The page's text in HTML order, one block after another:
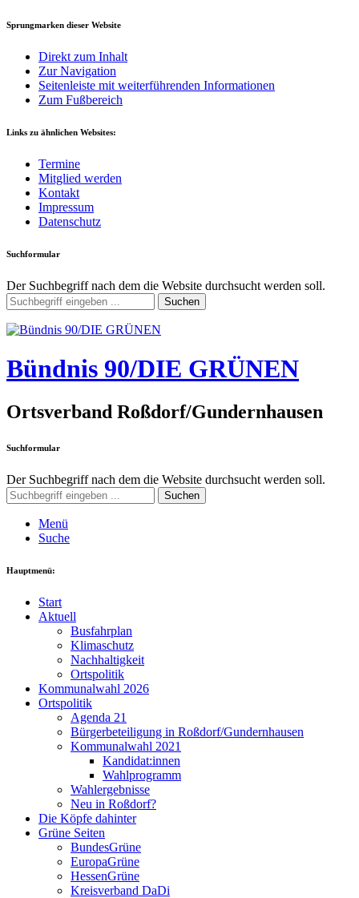
Sprungmarken dieser Website
Direkt zum Inhalt
Zur Navigation
Seitenleiste mit weiterführenden Informationen
Zum Fußbereich
Links zu ähnlichen Websites:
Termine
Mitglied werden
Kontakt
Impressum
Datenschutz
Suchformular
Der Suchbegriff nach dem die Website durchsucht werden soll.
Suchen
Bündnis 90/DIE GRÜNEN
Ortsverband Roßdorf/Gundernhausen
Suchformular
Der Suchbegriff nach dem die Website durchsucht werden soll.
Suchen
Menü
Suche
Hauptmenü:
Start
Aktuell
Busfahrplan
Klimaschutz
Nachhaltigkeit
Ortspolitik
Kommunalwahl 2026
Ortspolitik
Agenda 21
Bürgerbeteiligung in Roßdorf/Gundernhausen
Kommunalwahl 2021
Kandidat:innen
Wahlprogramm
Wahlergebnisse
Neu in Roßdorf?
Die Köpfe dahinter
Grüne Seiten
BundesGrüne
EuropaGrüne
HessenGrüne
Kreisverband DaDi